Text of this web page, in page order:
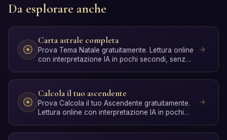
Da esplorare anche
Carta astrale completa
Prova Tema Natale gratuitamente. Lettura online
con interpretazione IA in pochi secondi, senza
Calcola il tuo ascendente
Prova Calcola il tuo Ascendente gratuitamente.
Lettura online con interpretazione IA in pochi